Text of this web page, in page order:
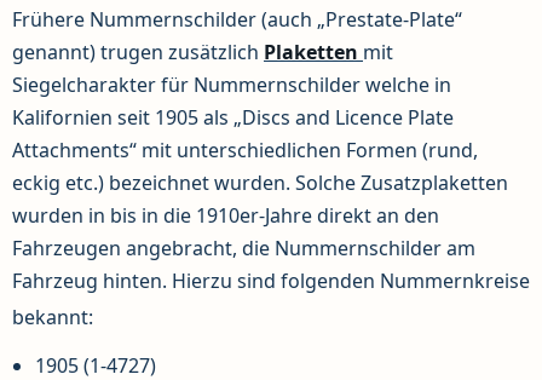
Frühere Nummernschilder (auch „Prestate-Plate“
genannt) trugen zusätzlich Plaketten mit
Siegelcharakter für Nummernschilder welche in
Kalifornien seit 1905 als „Discs and Licence Plate
Attachments“ mit unterschiedlichen Formen (rund,
eckig etc.) bezeichnet wurden. Solche Zusatzplaketten
wurden in bis in die 1910er-Jahre direkt an den
Fahrzeugen angebracht, die Nummernschilder am
Fahrzeug hinten. Hierzu sind folgenden Nummernkreise
bekannt:
1905 (1-4727)